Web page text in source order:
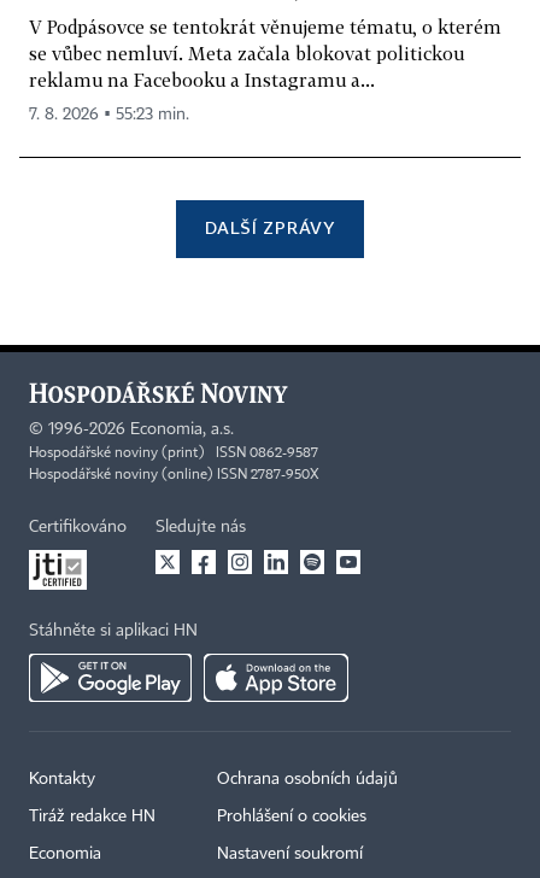
V Podpásovce se tentokrát věnujeme tématu, o kterém
se vůbec nemluví. Meta začala blokovat politickou
reklamu na Facebooku a Instagramu a...
7. 8. 2026 ▪ 55:23 min.
DALŠÍ ZPRÁVY
© 1996-2026 Economia, a.s.
Hospodářské noviny (print) ISSN 0862-9587
Hospodářské noviny (online) ISSN 2787-950X
Certifikováno Sledujte nás
Stáhněte si aplikaci HN
Kontakty
Tiráž redakce HN
Economia
Ochrana osobních údajů
Prohlášení o cookies
Nastavení soukromí